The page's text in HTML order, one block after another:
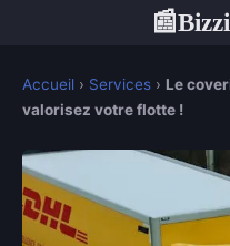
📰
Accueil › Services › Le
valorisez votre flotte !